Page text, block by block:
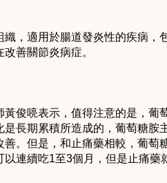
，適用於腸道發炎性的疾病，
善關節炎病症。
俊喨表示，值得注意的是，葡
長期累積所造成的，葡萄糖胺
。但是，和止痛藥相較，葡萄
連續吃1至3個月，但是止痛藥